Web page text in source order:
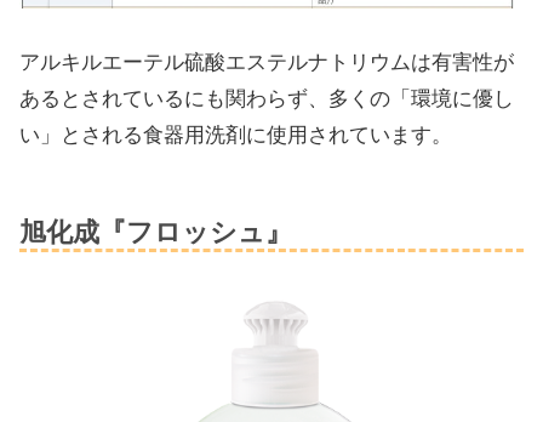
アルキルエーテル硫酸エステルナトリウムは有害性が
あるとされているにも関わらず、多くの「環境に優し
い」とされる食器用洗剤に使用されています。
旭化成『フロッシュ』